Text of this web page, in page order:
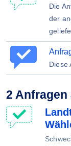
Die
der
Diese
2 Anfragen